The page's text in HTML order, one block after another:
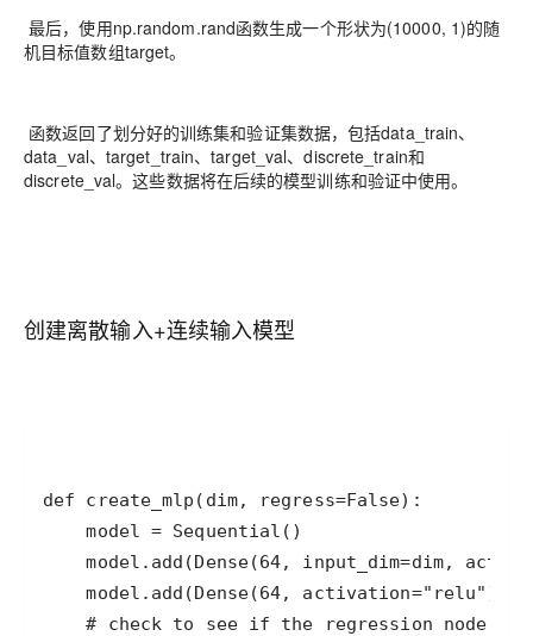
最后，使用np.random.rand函数生成一个形状为(10000, 1)的随
机目标值数组target。
函数返回了划分好的训练集和验证集数据，包括data_train、
data_val、target_train、target_val、discrete_train和
discrete_val。这些数据将在后续的模型训练和验证中使用。
创建离散输入+连续输入模型